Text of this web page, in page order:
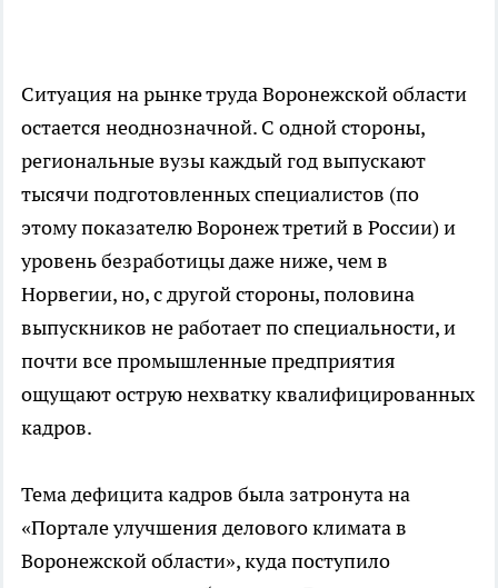
Ситуация на рынке труда Воронежской области
остается неоднозначной. С одной стороны,
региональные вузы каждый год выпускают
тысячи подготовленных специалистов (по
этому показателю Воронеж третий в России) и
уровень безработицы даже ниже, чем в
Норвегии, но, с другой стороны, половина
выпускников не работает по специальности, и
почти все промышленные предприятия
ощущают острую нехватку квалифицированных
кадров.
Тема дефицита кадров была затронута на
«Портале улучшения делового климата в
Воронежской области», куда поступило